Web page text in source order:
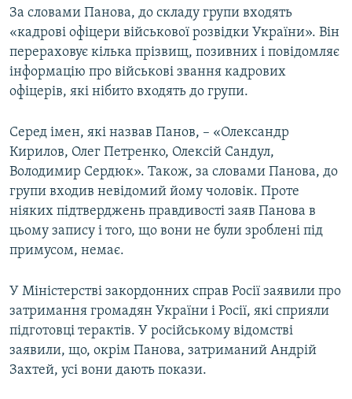
За словами Панова, до складу групи входять
«кадрові офіцери військової розвідки України». Він
перераховує кілька прізвищ, позивних і повідомляє
інформацію про військові звання кадрових
офіцерів, які нібито входять до групи.
Серед імен, які назвав Панов, – «Олександр
Кирилов, Олег Петренко, Олексій Сандул,
Володимир Сердюк». Також, за словами Панова, до
групи входив невідомий йому чоловік. Проте
ніяких підтверджень правдивості заяв Панова в
цьому запису і того, що вони не були зроблені під
примусом, немає.
У Міністерстві закордонних справ Росії заявили про
затримання громадян України і Росії, які сприяли
підготовці терактів. У російському відомстві
заявили, що, окрім Панова, затриманий Андрій
Захтей, усі вони дають покази.